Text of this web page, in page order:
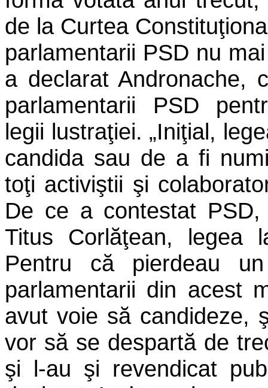
de la Curtea
parlamentarii PSD nu
a declarat Andronache,
parlamentarii PSD
legii lustraţiei. „Iniţial,
candida sau de a fi
toţi activiştii şi
De ce a contestat
Titus Corlăţean, legea
Pentru că pierdeau
parlamentarii din acest
avut voie să candideze,
vor să se despartă de
şi l-au şi revendicat